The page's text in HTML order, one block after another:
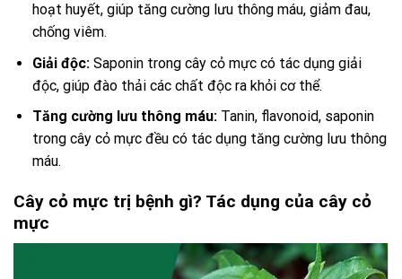
hoạt huyết, giúp tăng cường lưu thông máu, giảm đau,
chống viêm.
Giải độc:Saponin trong cây cỏ mực có tác dụng giải
độc, giúp đào thải các chất độc ra khỏi cơ thể.
Tăng cường lưu thông máu:Tanin, flavonoid, saponin
trong cây cỏ mực đều có tác dụng tăng cường lưu thông
máu.
Cây cỏ mực trị bệnh gì? Tác dụng của cây cỏ
mực